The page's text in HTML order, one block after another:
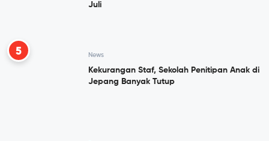
Juli
5 News
Kekurangan Staf, Sekolah Penitipan Anak di
Jepang Banyak Tutup